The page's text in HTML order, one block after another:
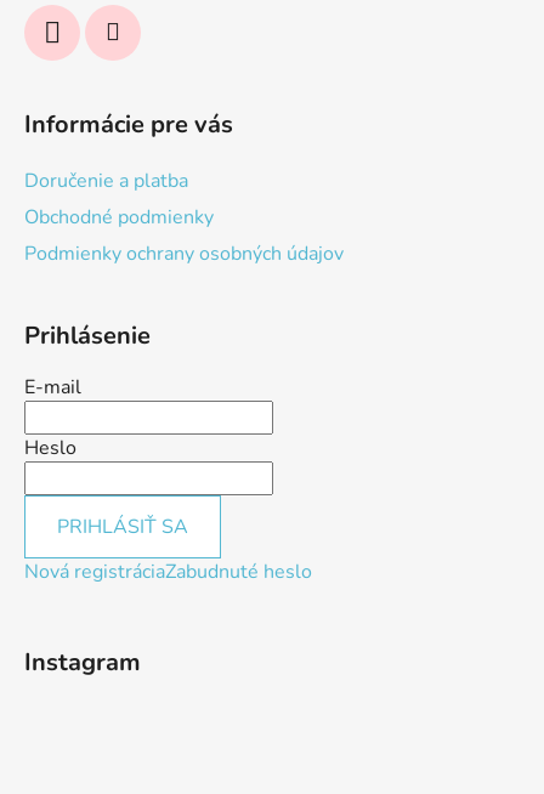
Informácie pre vás
Doručenie a platba
Obchodné podmienky
Podmienky ochrany osobných údajov
Prihlásenie
E-mail
Heslo
PRIHLÁSIŤ SA
Nová registráciaZabudnuté heslo
Instagram